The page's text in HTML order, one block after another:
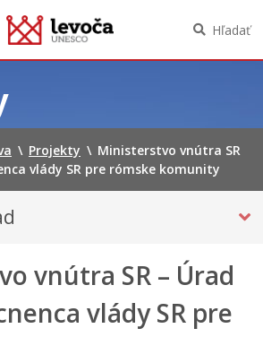
Hľadať
\ Projekty \ Ministerstvo vnútra SR
vlády SR pre rómske komunity
úradu
vnútra SR – Úrad
vlády SR pre